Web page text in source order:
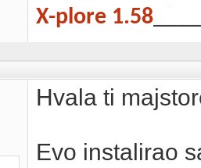
X-plore 1.58
Hvala ti
Evo instalirao